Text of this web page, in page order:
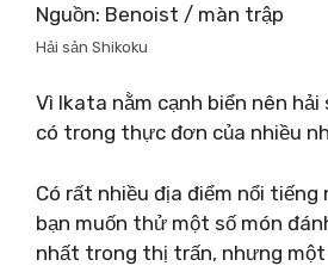
Nguồn: Benoist / màn trập
Hải sản Shikoku
Vì Ikata nằm cạnh biển nên
có trong thực đơn của nhiều
Có rất nhiều địa điểm nổi tiếng
bạn muốn thử một số món
nhất trong thị trấn, nhưng